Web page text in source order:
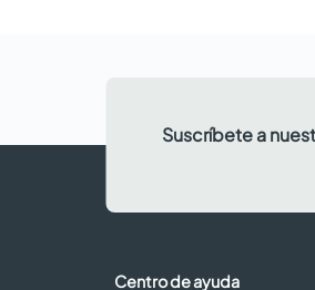
Suscríbete a
Centro de ayuda